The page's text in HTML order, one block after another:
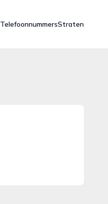
TelefoonnummersStraten